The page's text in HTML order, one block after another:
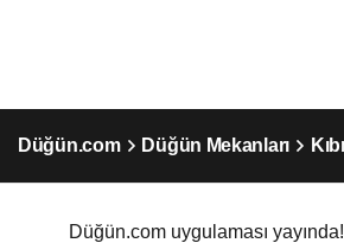
Düğün.com Düğün Mekanları
Düğün.com uygulaması